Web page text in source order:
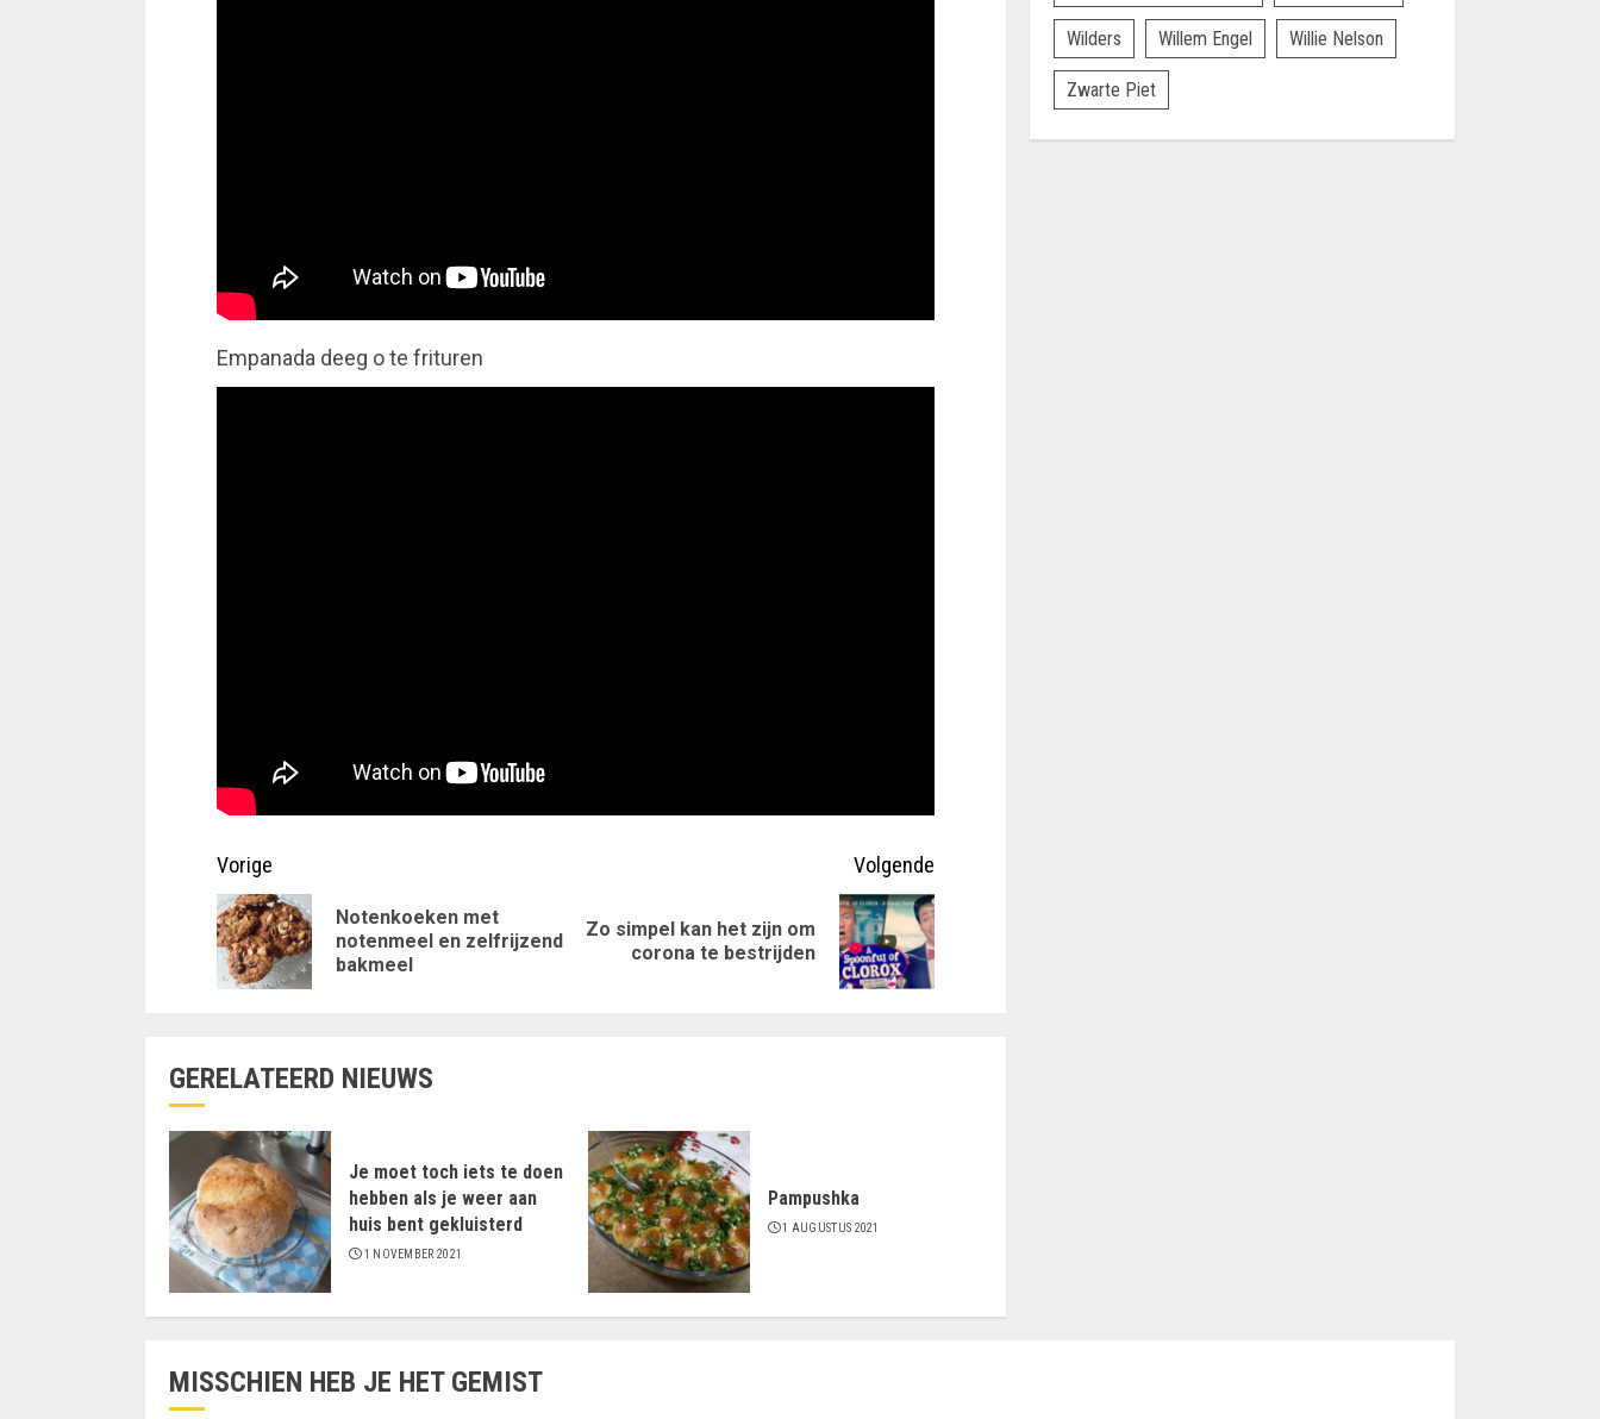
Empanada deeg o te frituren
Doorgaan
met
lezen
Vorige
Vorig
bericht:
Notenkoeken met
notenmeel en zelfrijzend
bakmeel
Volgende
Volgende
bericht:
Zo simpel kan het zijn om
corona te bestrijden
GERELATEERD NIEUWS
Je moet toch iets te doen
hebben als je weer aan
huis bent gekluisterd
1 NOVEMBER 2021
Pampushka
1 AUGUSTUS 2021
Wilders Willem Engel Willie Nelson
Zwarte Piet
MISSCHIEN HEB JE HET GEMIST